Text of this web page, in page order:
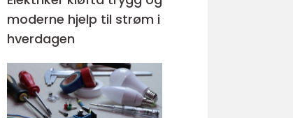
moderne hjelp til strøm i
hverdagen